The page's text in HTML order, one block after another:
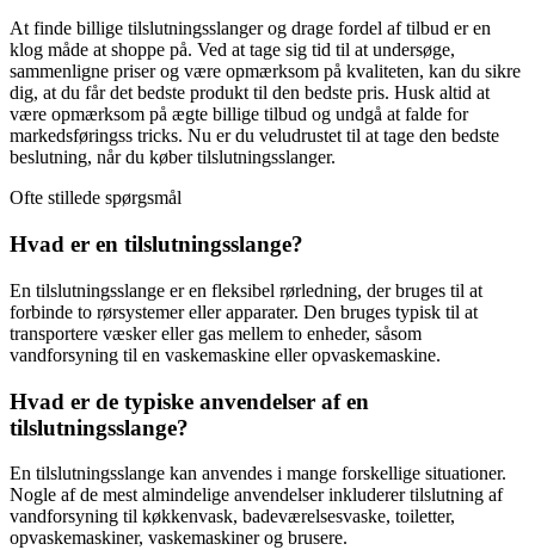
At finde billige tilslutningsslanger og drage fordel af tilbud er en
klog måde at shoppe på. Ved at tage sig tid til at undersøge,
sammenligne priser og være opmærksom på kvaliteten, kan du sikre
dig, at du får det bedste produkt til den bedste pris. Husk altid at
være opmærksom på ægte billige tilbud og undgå at falde for
markedsføringss tricks. Nu er du veludrustet til at tage den bedste
beslutning, når du køber tilslutningsslanger.
Ofte stillede spørgsmål
Hvad er en tilslutningsslange?
En tilslutningsslange er en fleksibel rørledning, der bruges til at
forbinde to rørsystemer eller apparater. Den bruges typisk til at
transportere væsker eller gas mellem to enheder, såsom
vandforsyning til en vaskemaskine eller opvaskemaskine.
Hvad er de typiske anvendelser af en
tilslutningsslange?
En tilslutningsslange kan anvendes i mange forskellige situationer.
Nogle af de mest almindelige anvendelser inkluderer tilslutning af
vandforsyning til køkkenvask, badeværelsesvaske, toiletter,
opvaskemaskiner, vaskemaskiner og brusere.